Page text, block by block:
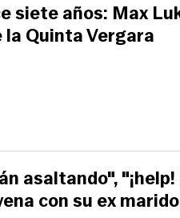
siete años: Max
la Quinta Vergara
asaltando", "¡help!
con su ex